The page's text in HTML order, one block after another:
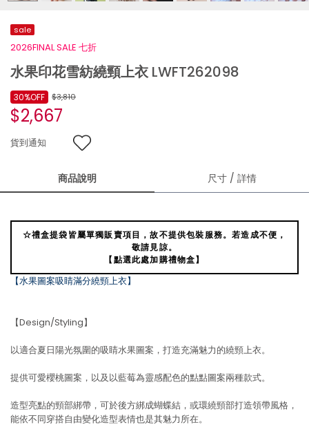
sale
2026FINAL SALE 七折
水果印花雪紡繞頸上衣 LWFT262098
$3,810
$2,667
30%OFF
貨到通知
商品說明 尺寸 / 詳情
☆禮盒提袋皆屬單獨販賣項目，故不提供包裝服務。若造成不便，
敬請見諒。
【點選此處加購禮物盒】
【水果圖案吸睛滿分繞頸上衣】
【Design/Styling】
以適合夏日陽光氛圍的吸睛水果圖案，打造充滿魅力的繞頸上衣。
提供可愛櫻桃圖案，以及以藍莓為靈感配色的點點圖案兩種款式。
造型亮點的頸部綁帶，可於後方綁成蝴蝶結，或環繞頸部打造領帶風格，
能依不同穿搭自由變化造型表情也是其魅力所在。